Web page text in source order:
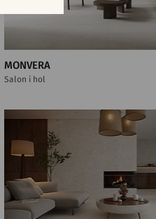
MONVERA
Salon i hol